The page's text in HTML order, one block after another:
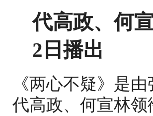
代高政、何
2日播出
《两心不疑》是
代高政、何宣林